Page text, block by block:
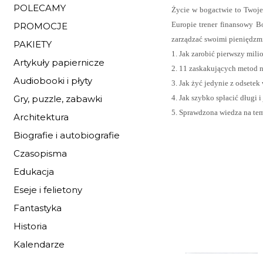
POLECAMY
PROMOCJE
PAKIETY
Artykuły papiernicze
Audiobooki i płyty
Gry, puzzle, zabawki
Architektura
Biografie i autobiografie
Czasopisma
Edukacja
Eseje i felietony
Fantastyka
Historia
Kalendarze
Życie w bogactwie to
Europie trener finansowy
zarządzać swoimi
1. Jak zarobić pierwszy
2. 11 zaskakujących metod
3. Jak żyć jedynie z
4. Jak szybko spłacić długi
5. Sprawdzona wiedza na